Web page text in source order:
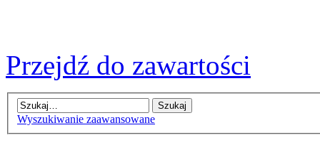
Przejdź do zawartości
Wyszukiwanie zaawansowane